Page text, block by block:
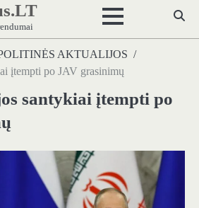
AKTUALIJOS
įtempti po JAV grasinimų
santykiai įtempti po